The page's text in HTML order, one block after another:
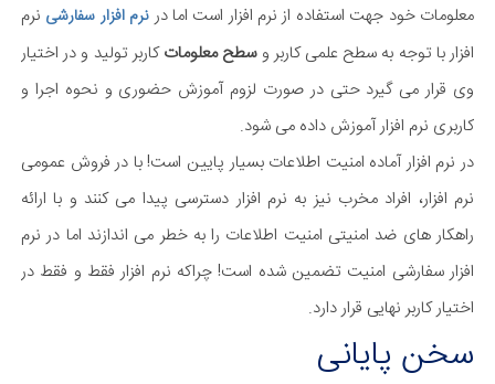
معلومات خود جهت استفاده از نرم افزار است اما در نرم افزار سفارشی نرم
افزار با توجه به سطح علمی کاربر وسطح معلوماتکاربر تولید و در اختیار
وی قرار می گیرد حتی در صورت لزوم آموزش حضوری و نحوه اجرا و
کاربری نرم افزار آموزش داده می شود.
در نرم افزار آماده امنیت اطلاعات بسیار پایین است! با در فروش عمومی
نرم افزار، افراد مخرب نیز به نرم افزار دسترسی پیدا می کنند و با ارائه
راهکار های ضد امنیتی امنیت اطلاعات را به خطر می اندازند اما در نرم
افزار سفارشی امنیت تضمین شده است! چراکه نرم افزار فقط و فقط در
اختیار کاربر نهایی قرار دارد.
سخن پایانی